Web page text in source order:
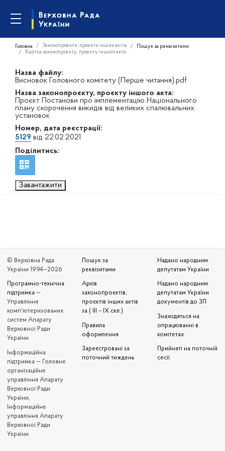
Головна Законопроєкти, проєкти інших актів
Пошук за реквізитами
Картка законопроєкту, проєкту іншого акта
Назва файлу:
Висновок Головного комітету (Перше читання).pdf
Назва законопроєкту, проєкту іншого акта:
Проєкт Постанови про імплементацію Національного
плану скорочення викидів від великих спалювальних
установок
Номер, дата реєстрації:
5129 від 22.02.2021
Поділитись:
Завантажити
© Верховна Рада
України 1994—2026
Програмно-технічна
підтримка —
Управління
комп'ютеризованих
систем Апарату
Верховної Ради
України
Iнформаційна
підтримка — Головне
організаційне
управління Апарату
Верховної Ради
України,
Інформаційне
управління Апарату
Верховної Ради
України
Пошук за
реквізитами
Архів
законопроєктів,
проєктів інших актів
за ( III – IX скл.)
Правила
оформлення
Зареєстровані за
поточний тиждень
Надано народним
депутатам України
Надано народним
депутатам України
документів до ЗП
Знаходяться на
опрацюванні в
комітетах
Прийняті на поточній
сесії